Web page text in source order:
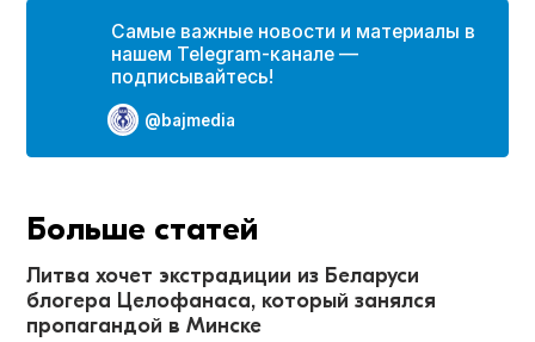
Самые важные новости и материалы в
нашем Telegram-канале —
подписывайтесь!
@bajmedia
Больше статей
Литва хочет экстрадиции из Беларуси
блогера Целофанаса, который занялся
пропагандой в Минске